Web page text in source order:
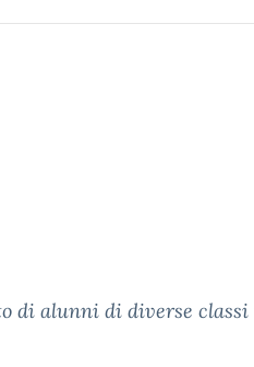
di alunni di diverse classi